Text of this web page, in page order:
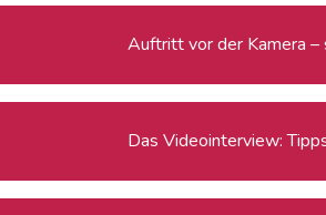
Auftritt vor der Kamera –
Das Videointerview: